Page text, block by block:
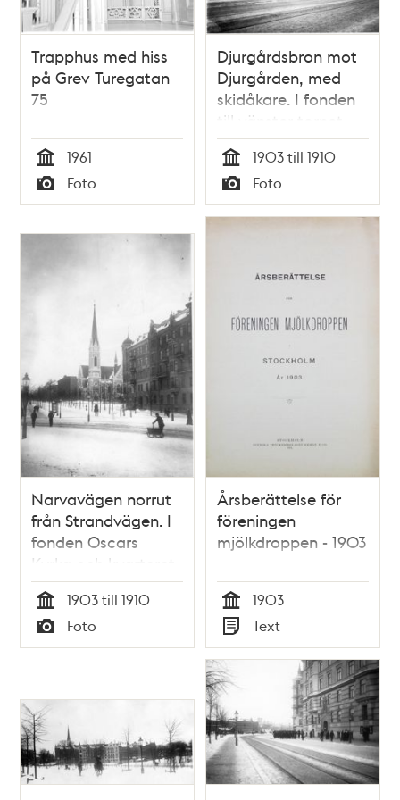
Trapphus med hiss
på Grev Turegatan
75
Tid
1961
Typ
Foto
Djurgårdsbron mot
Djurgården, med
skidåkare. I fonden
till vänster tornet
Bredablick.
Tid
1903 till 1910
Typ
Foto
Narvavägen norrut
från Strandvägen. I
fonden Oscars
Kyrka och kvarteret
Bajonetten.
Tid
1903 till 1910
Typ
Foto
Årsberättelse för
föreningen
mjölkdroppen - 1903
Tid
1903
Typ
Text